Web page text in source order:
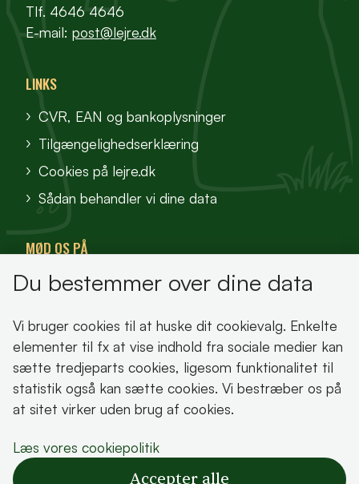
Tlf. 4646 4646
E-mail: post@lejre.dk
LINKS
CVR, EAN og bankoplysninger
Tilgængelighedserklæring
Cookies på lejre.dk
Sådan behandler vi dine data
MØD OS PÅ
VisitFjordlandet
Oplev Lejre
Dette indhold kræver cookies for at blive vist
Du bestemmer over dine data
Vi bruger cookies til at huske dit cookievalg. Enkelte
elementer til fx at vise indhold fra sociale medier kan
sætte tredjeparts cookies, ligesom funktionalitet til
statistik også kan sætte cookies. Vi bestræber os på
at sitet virker uden brug af cookies.
Læs vores cookiepolitik
Accepter alle